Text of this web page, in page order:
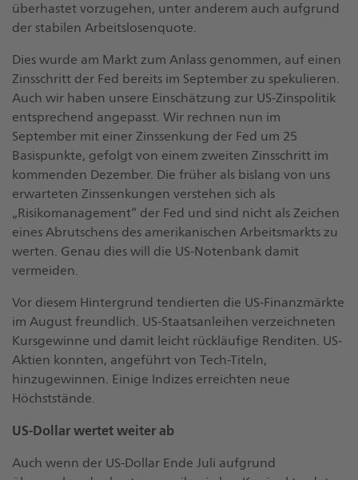
überhastet vorzugehen, unter anderem auch aufgrund
der stabilen Arbeitslosenquote.
Dies wurde am Markt zum Anlass genommen, auf einen
Zinsschritt der Fed bereits im September zu spekulieren.
Auch wir haben unsere Einschätzung zur US-Zinspolitik
entsprechend angepasst. Wir rechnen nun im
September mit einer Zinssenkung der Fed um 25
Basispunkte, gefolgt von einem zweiten Zinsschritt im
kommenden Dezember. Die früher als bislang von uns
erwarteten Zinssenkungen verstehen sich als
„Risikomanagement“ der Fed und sind nicht als Zeichen
eines Abrutschens des amerikanischen Arbeitsmarkts zu
werten. Genau dies will die US-Notenbank damit
vermeiden.
Vor diesem Hintergrund tendierten die US-Finanzmärkte
im August freundlich. US-Staatsanleihen verzeichneten
Kursgewinne und damit leicht rückläufige Renditen. US-
Aktien konnten, angeführt von Tech-Titeln,
hinzugewinnen. Einige Indizes erreichten neue
Höchststände.
US-Dollar wertet weiter ab
Auch wenn der US-Dollar Ende Juli aufgrund